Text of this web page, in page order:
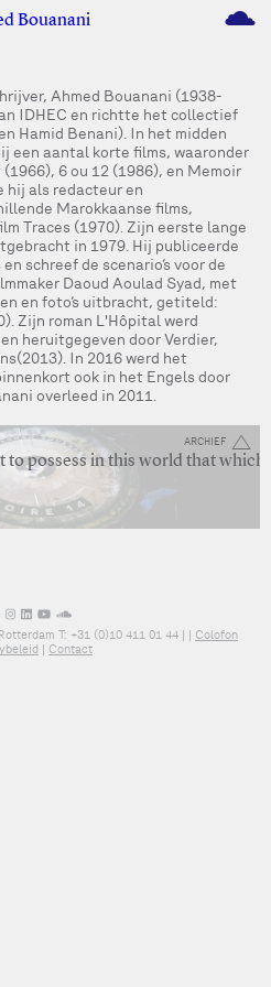
Bouanani M
Ahmed Bouanani (1938-
IDHEC en richtte het collectief
Hamid Benani). In het midden
een aantal korte films, waaronder
6 ou 12 (1986), en Memoir
hij als redacteur en
Marokkaanse films,
Traces (1970). Zijn eerste lange
in 1979. Hij publiceerde
schreef de scenario’s voor de
Daoud Aoulad Syad, met
en foto’s uitbracht, getiteld:
Zijn roman L'Hôpital werd
heruitgegeven door Verdier,
In 2016 werd het
ook in het Engels door
overleed in 2011.
ARCHIEF
possess in this world that which
T: +31 (0)10 411 01 44 | | Colofon
| Contact